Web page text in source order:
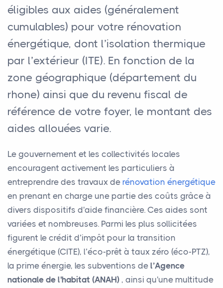
éligibles aux aides (généralement
cumulables) pour votre rénovation
énergétique, dont l’isolation thermique
par l’extérieur (ITE). En fonction de la
zone géographique (département du
rhone) ainsi que du revenu fiscal de
référence de votre foyer, le montant des
aides allouées varie.
Le gouvernement et les collectivités locales
encouragent activement les particuliers à
entreprendre des travaux de rénovation énergétique
en prenant en charge une partie des coûts grâce à
divers dispositifs d'aide financière. Ces aides sont
variées et nombreuses. Parmi les plus sollicitées
figurent le crédit d’impôt pour la transition
énergétique (CITE), l’éco-prêt à taux zéro (éco-PTZ),
la prime énergie, les subventions de l’Agence
nationale de l'habitat (ANAH) , ainsi qu'une multitude